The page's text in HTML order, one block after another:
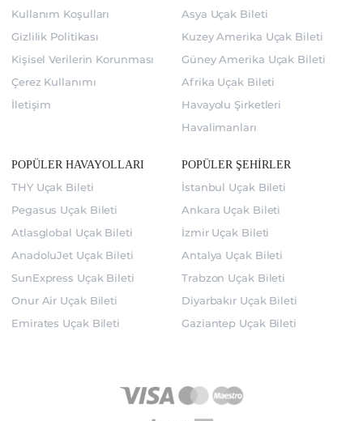
Kullanım Koşulları
Gizlilik Politikası
Kişisel Verilerin Korunması
Çerez Kullanımı
İletişim
Asya Uçak Bileti
Kuzey Amerika Uçak Bileti
Güney Amerika Uçak Bileti
Afrika Uçak Bileti
Havayolu Şirketleri
Havalimanları
POPÜLER HAVAYOLLARI
THY Uçak Bileti
Pegasus Uçak Bileti
Atlasglobal Uçak Bileti
AnadoluJet Uçak Bileti
SunExpress Uçak Bileti
Onur Air Uçak Bileti
Emirates Uçak Bileti
POPÜLER ŞEHİRLER
İstanbul Uçak Bileti
Ankara Uçak Bileti
İzmir Uçak Bileti
Antalya Uçak Bileti
Trabzon Uçak Bileti
Diyarbakır Uçak Bileti
Gaziantep Uçak Bileti